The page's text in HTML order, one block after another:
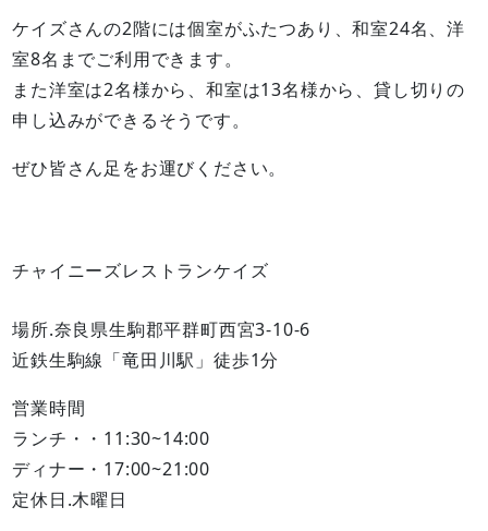
ケイズさんの2階には個室がふたつあり、和室24名、洋
室8名までご利用できます。
また洋室は2名様から、和室は13名様から、貸し切りの
申し込みができるそうです。
ぜひ皆さん足をお運びください。
チャイニーズレストランケイズ
場所.奈良県生駒郡平群町西宮3-10-6
近鉄生駒線「竜田川駅」徒歩1分
営業時間
ランチ・・11:30~14:00
ディナー・17:00~21:00
定休日.木曜日